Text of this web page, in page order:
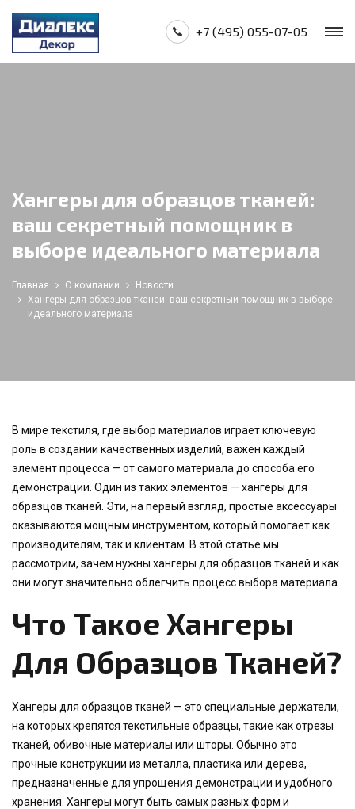
+7 (495) 055-07-05
Хангеры для образцов тканей:
ваш секретный помощник в
выборе идеального материала
Главная О компании
Новости
Хангеры для образцов тканей: ваш секретный помощник в выборе
идеального материала
В мире текстиля, где выбор материалов играет ключевую
роль в создании качественных изделий, важен каждый
элемент процесса — от самого материала до способа его
демонстрации. Один из таких элементов — хангеры для
образцов тканей. Эти, на первый взгляд, простые аксессуары
оказываются мощным инструментом, который помогает как
производителям, так и клиентам. В этой статье мы
рассмотрим, зачем нужны хангеры для образцов тканей и как
они могут значительно облегчить процесс выбора материала.
Что Такое Хангеры
Для Образцов Тканей?
Хангеры для образцов тканей — это специальные держатели,
на которых крепятся текстильные образцы, такие как отрезы
тканей, обивочные материалы или шторы. Обычно это
прочные конструкции из металла, пластика или дерева,
предназначенные для упрощения демонстрации и удобного
хранения. Хангеры могут быть самых разных форм и